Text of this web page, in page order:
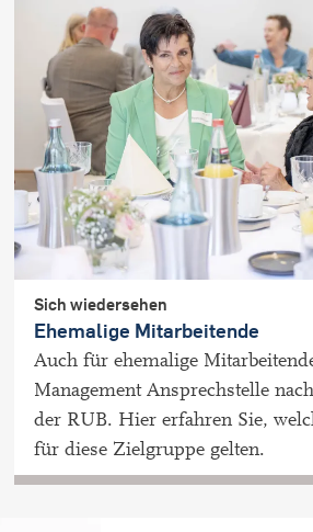
Sich wiedersehen
Ehemalige Mitarbeitende
Auch für ehemalige
Management Ansprechstelle
der RUB. Hier erfahren Sie,
für diese Zielgruppe gelten.